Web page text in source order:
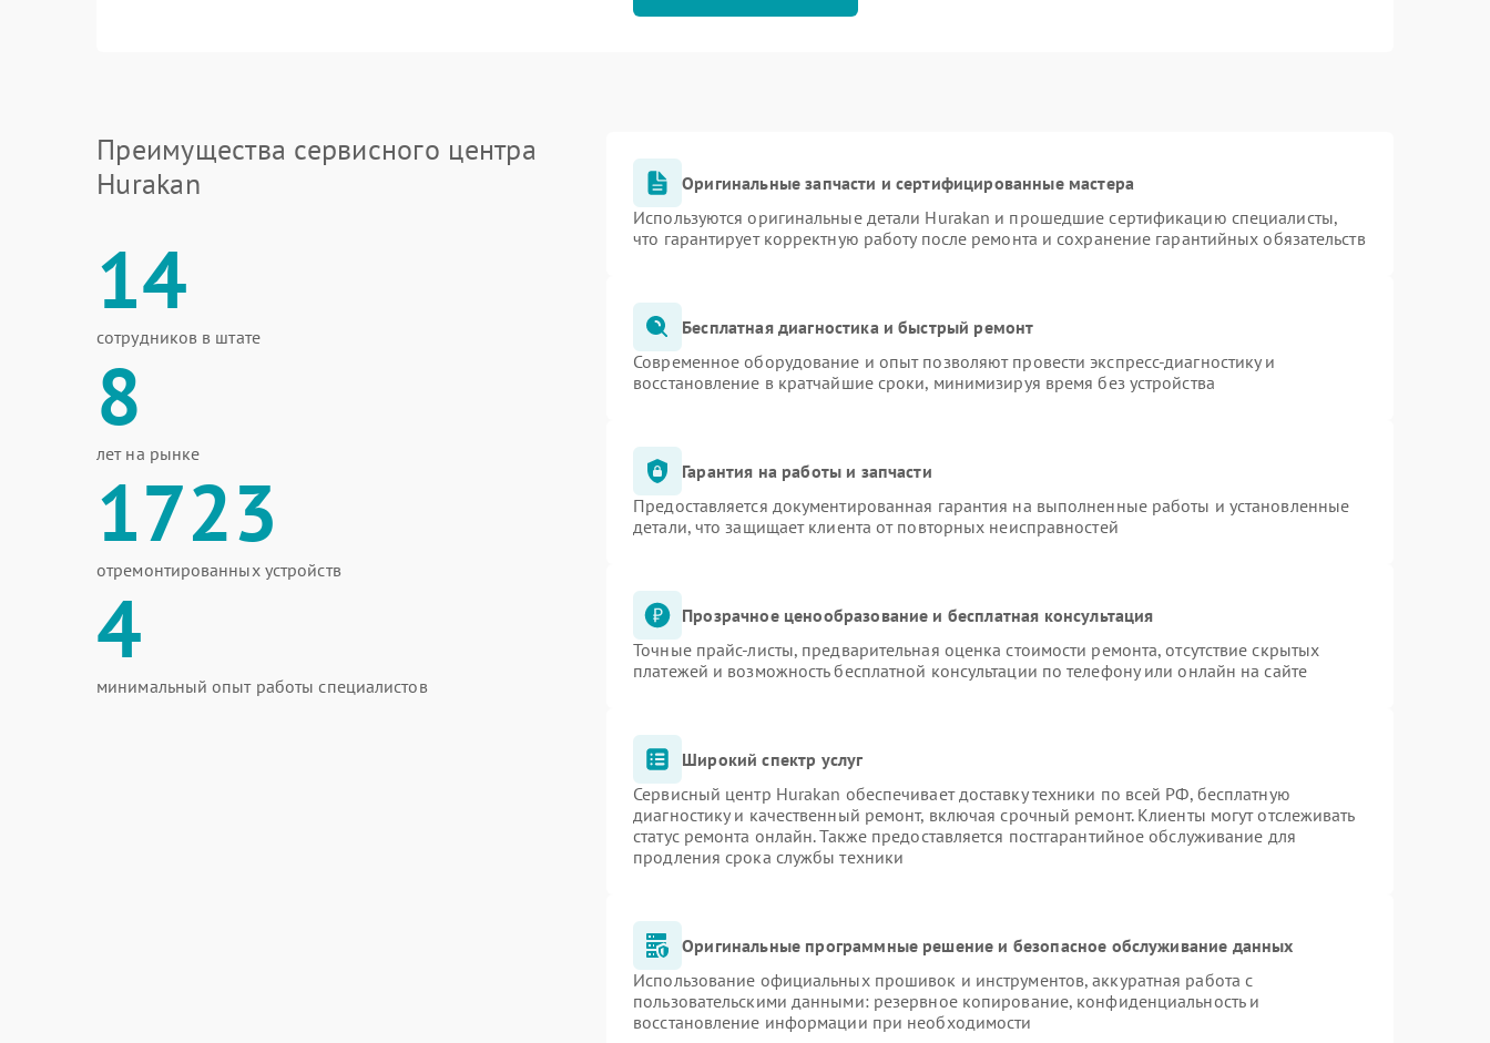
Преимущества сервисного центра
Hurakan
14
сотрудников в штате
8
лет на рынке
1723
отремонтированных устройств
4
минимальный опыт работы специалистов
Оригинальные запчасти и сертифицированные мастера
Используются оригинальные детали Hurakan и прошедшие сертификацию специалисты,
что гарантирует корректную работу после ремонта и сохранение гарантийных обязательств
Бесплатная диагностика и быстрый ремонт
Современное оборудование и опыт позволяют провести экспресс-диагностику и
восстановление в кратчайшие сроки, минимизируя время без устройства
Гарантия на работы и запчасти
Предоставляется документированная гарантия на выполненные работы и установленные
детали, что защищает клиента от повторных неисправностей
Прозрачное ценообразование и бесплатная консультация
Точные прайс-листы, предварительная оценка стоимости ремонта, отсутствие скрытых
платежей и возможность бесплатной консультации по телефону или онлайн на сайте
Широкий спектр услуг
Сервисный центр Hurakan обеспечивает доставку техники по всей РФ, бесплатную
диагностику и качественный ремонт, включая срочный ремонт. Клиенты могут отслеживать
статус ремонта онлайн. Также предоставляется постгарантийное обслуживание для
продления срока службы техники
Оригинальные программные решение и безопасное обслуживание данных
Использование официальных прошивок и инструментов, аккуратная работа с
пользовательскими данными: резервное копирование, конфиденциальность и
восстановление информации при необходимости